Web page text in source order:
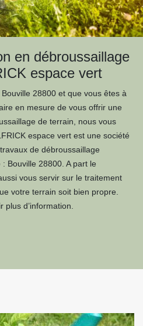
en débroussaillage
espace vert
28800 et que vous êtes à
en mesure de vous offrir une
de terrain, nous vous
espace vert est une société
de débroussaillage
Bouville 28800. A part le
vous servir sur le traitement
votre terrain soit bien propre.
d’information.